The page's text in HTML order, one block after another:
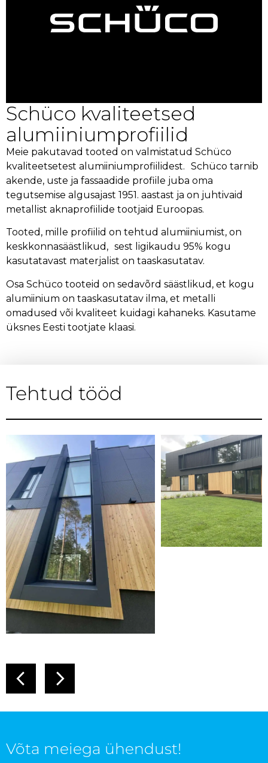
Schüco kvaliteetsed
alumiinium­profiilid
Meie pakutavad tooted on valmistatud Schüco
kvaliteetsetest alumiiniumprofiilidest. Schüco tarnib
akende, uste ja fassaadide profiile juba oma
tegutsemise algusajast 1951. aastast ja on juhtivaid
metallist aknaprofiilide tootjaid Euroopas.
Tooted, mille profiilid on tehtud alumiiniumist, on
keskkonnasäästlikud, sest ligikaudu 95% kogu
kasutatavast materjalist on taaskasutatav.
Osa Schüco tooteid on sedavõrd säästlikud, et kogu
alumiinium on taaskasutatav ilma, et metalli
omadused või kvaliteet kuidagi kahaneks. Kasutame
üksnes Eesti tootjate klaasi.
Tehtud tööd
Võta meiega ühendust!